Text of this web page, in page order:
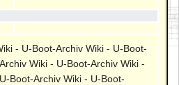
- U-Boot-Archiv Wiki - U-Boot-
Wiki - U-Boot-Archiv Wiki -
Boot-Archiv Wiki - U-Boot-